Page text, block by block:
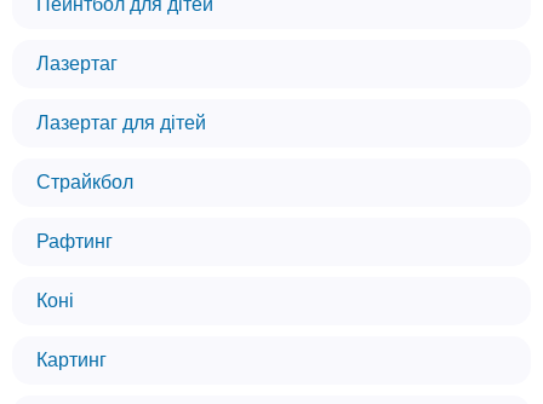
Пейнтбол для дітей
Лазертаг
Лазертаг для дітей
Страйкбол
Рафтинг
Коні
Картинг